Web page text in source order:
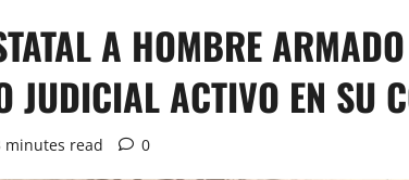
A HOMBRE
JUDICIAL ACTIVO EN SU
minutes read 0